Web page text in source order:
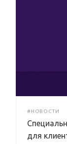
#НОВОСТИ
для